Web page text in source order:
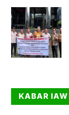
KABAR IAW